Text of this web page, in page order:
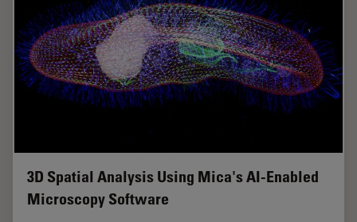
3D Spatial Analysis Using Mica's AI-Enabled
Microscopy Software